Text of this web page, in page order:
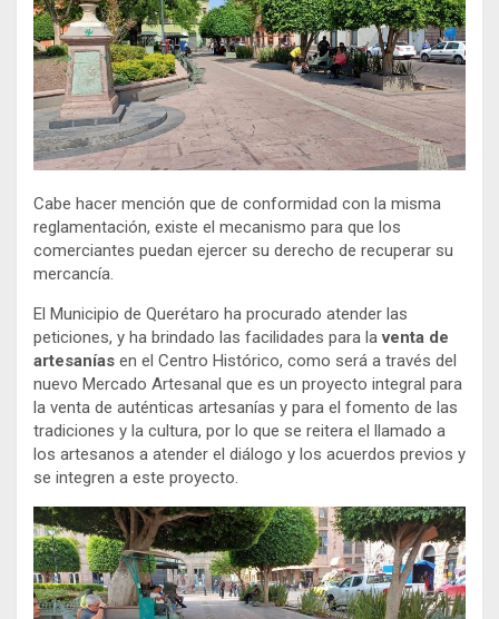
Cabe hacer mención que de conformidad con la misma
reglamentación, existe el mecanismo para que los
comerciantes puedan ejercer su derecho de recuperar su
mercancía.
El Municipio de Querétaro ha procurado atender las
peticiones, y ha brindado las facilidades para laventa de
artesanías en el Centro Histórico, como será a través del
nuevo Mercado Artesanal que es un proyecto integral para
la venta de auténticas artesanías y para el fomento de las
tradiciones y la cultura, por lo que se reitera el llamado a
los artesanos a atender el diálogo y los acuerdos previos y
se integren a este proyecto.